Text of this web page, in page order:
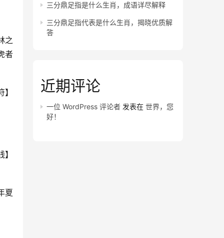
之
者
夏
三分鼎足指是什么生肖，成语详尽解释
三分鼎足指代表是什么生肖，揭晓优质解
答
近期评论
一位 WordPress 评论者 发表在 世界，您
好！